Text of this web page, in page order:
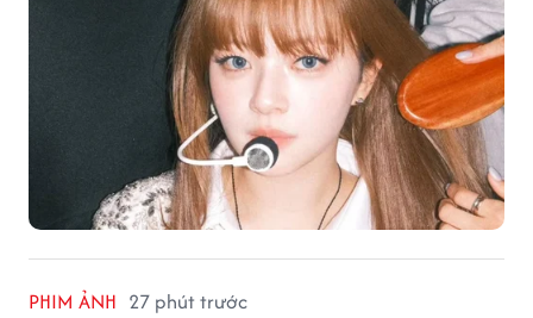
PHIM ẢNH 27 phút trước